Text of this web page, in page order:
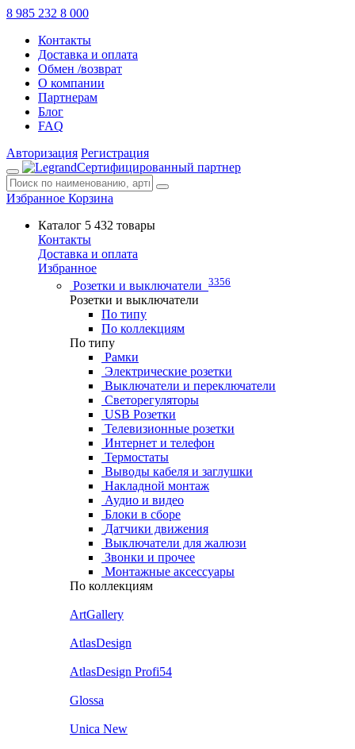
8 985 232 8 000
Контакты
Доставка и оплата
Обмен /возврат
О компании
Партнерам
Блог
FAQ
Авторизация Регистрация
Сертифицированный партнер
Избранное Корзина
Каталог 5 432 товары
Контакты
Доставка и оплата
Избранное
Розетки и выключатели 3356
Розетки и выключатели
По типу
По коллекциям
По типу
Рамки
Электрические розетки
Выключатели и переключатели
Светорегуляторы
USB Розетки
Телевизионные розетки
Интернет и телефон
Термостаты
Выводы кабеля и заглушки
Накладной монтаж
Аудио и видео
Блоки в сборе
Датчики движения
Выключатели для жалюзи
Звонки и прочее
Монтажные аксессуары
По коллекциям
ArtGallery
AtlasDesign
AtlasDesign Profi54
Glossa
Unica New